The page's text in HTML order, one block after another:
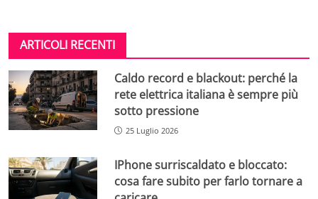
ARTICOLI RECENTI
Caldo record e blackout: perché la
rete elettrica italiana è sempre più
sotto pressione
25 Luglio 2026
IPhone surriscaldato e bloccato:
cosa fare subito per farlo tornare a